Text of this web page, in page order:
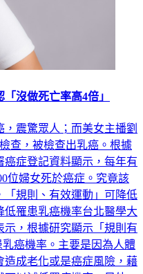
沒做死亡率高4倍」
震驚眾人；而美女主播劉
查，被檢查出乳癌。根據
症登記資料顯示，每年有
位婦女死於癌症。究竟該
規則、有效運動」可降低
罹患乳癌機率台北醫學大
，根據研究顯示「規則有
癌機率。主要是因為人體
成老化或是癌症風險，藉